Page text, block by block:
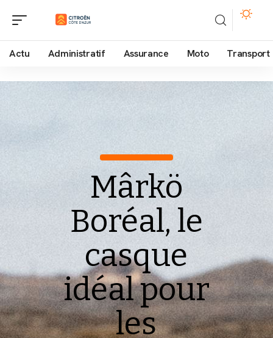
Actu Administratif Assurance Moto Transport
Mârkö
Boréal, le
casque
idéal pour
les